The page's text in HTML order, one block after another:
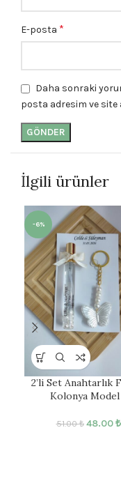
E-posta *
Daha sonraki
posta adresim ve site
İlgili ürünler
-6%
2’li Set Anahtarlık
Kolonya Model
51.00₺ 48.00₺